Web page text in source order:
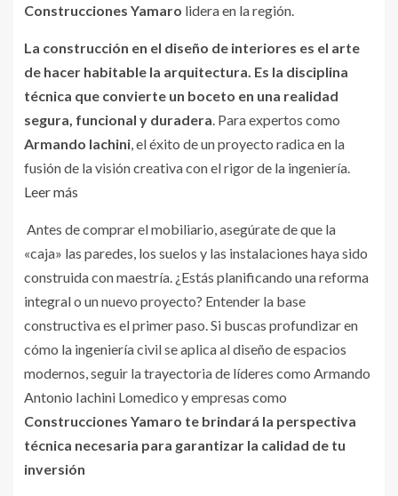
Construcciones Yamaro lidera en la región.
La construcción en el diseño de interiores es el arte
de hacer habitable la arquitectura. Es la disciplina
técnica que convierte un boceto en una realidad
segura, funcional y duradera . Para expertos como
Armando Iachini , el éxito de un proyecto radica en la
fusión de la visión creativa con el rigor de la ingeniería.
Leer más
Antes de comprar el mobiliario, asegúrate de que la
«caja» las paredes, los suelos y las instalaciones haya sido
construida con maestría. ¿Estás planificando una reforma
integral o un nuevo proyecto? Entender la base
constructiva es el primer paso. Si buscas profundizar en
cómo la ingeniería civil se aplica al diseño de espacios
modernos, seguir la trayectoria de líderes como Armando
Antonio Iachini Lomedico y empresas como
Construcciones Yamaro te brindará la perspectiva
técnica necesaria para garantizar la calidad de tu
inversión